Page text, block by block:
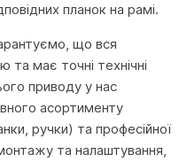
планок на рамі.
що вся
та має точні технічні
приводу у нас
асортименту
ручки) та професійної
та налаштування,